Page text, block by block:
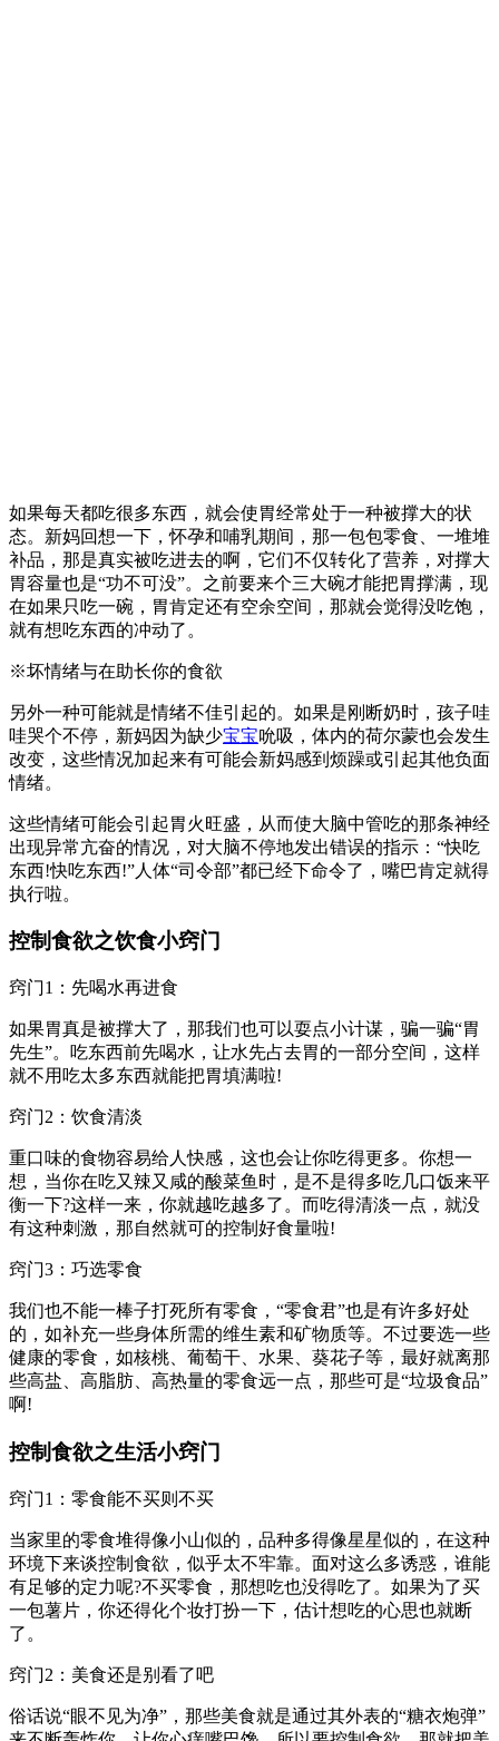
如果每天都吃很多东西，就会使胃经常处于一种被撑大的状
态。新妈回想一下，怀孕和哺乳期间，那一包包零食、一堆堆
补品，那是真实被吃进去的啊，它们不仅转化了营养，对撑大
胃容量也是“功不可没”。之前要来个三大碗才能把胃撑满，现
在如果只吃一碗，胃肯定还有空余空间，那就会觉得没吃饱，
就有想吃东西的冲动了。
※坏情绪与在助长你的食欲
另外一种可能就是情绪不佳引起的。如果是刚断奶时，孩子哇
哇哭个不停，新妈因为缺少宝宝吮吸，体内的荷尔蒙也会发生
改变，这些情况加起来有可能会新妈感到烦躁或引起其他负面
情绪。
这些情绪可能会引起胃火旺盛，从而使大脑中管吃的那条神经
出现异常亢奋的情况，对大脑不停地发出错误的指示：“快吃
东西!快吃东西!”人体“司令部”都已经下命令了，嘴巴肯定就得
执行啦。
控制食欲之饮食小窍门
窍门1：先喝水再进食
如果胃真是被撑大了，那我们也可以耍点小计谋，骗一骗“胃
先生”。吃东西前先喝水，让水先占去胃的一部分空间，这样
就不用吃太多东西就能把胃填满啦!
窍门2：饮食清淡
重口味的食物容易给人快感，这也会让你吃得更多。你想一
想，当你在吃又辣又咸的酸菜鱼时，是不是得多吃几口饭来平
衡一下?这样一来，你就越吃越多了。而吃得清淡一点，就没
有这种刺激，那自然就可的控制好食量啦!
窍门3：巧选零食
我们也不能一棒子打死所有零食，“零食君”也是有许多好处
的，如补充一些身体所需的维生素和矿物质等。不过要选一些
健康的零食，如核桃、葡萄干、水果、葵花子等，最好就离那
些高盐、高脂肪、高热量的零食远一点，那些可是“垃圾食品”
啊!
控制食欲之生活小窍门
窍门1：零食能不买则不买
当家里的零食堆得像小山似的，品种多得像星星似的，在这种
环境下来谈控制食欲，似乎太不牢靠。面对这么多诱惑，谁能
有足够的定力呢?不买零食，那想吃也没得吃了。如果为了买
一包薯片，你还得化个妆打扮一下，估计想吃的心思也就断
了。
窍门2：美食还是别看了吧
俗话说“眼不见为净”，那些美食就是通过其外表的“糖衣炮弹”